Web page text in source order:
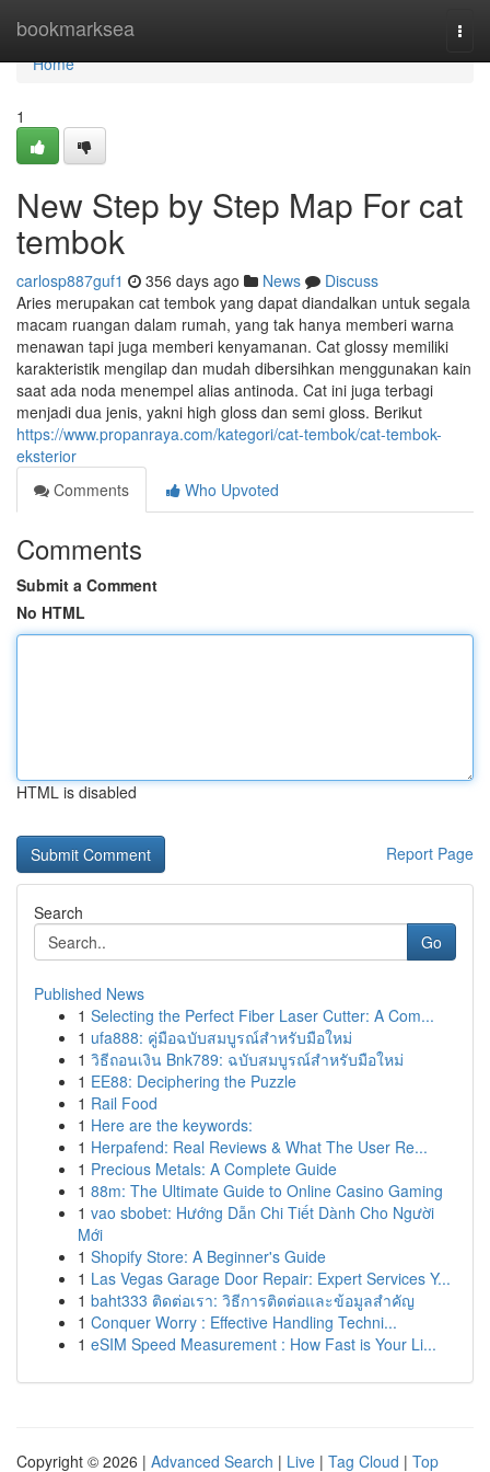
bookmarksea
Home
Home
1
New Step by Step Map For cat
tembok
carlosp887guf1 356 days ago News
Discuss
Aries merupakan cat tembok yang dapat diandalkan untuk segala
macam ruangan dalam rumah, yang tak hanya memberi warna
menawan tapi juga memberi kenyamanan. Cat glossy memiliki
karakteristik mengilap dan mudah dibersihkan menggunakan kain
saat ada noda menempel alias antinoda. Cat ini juga terbagi
menjadi dua jenis, yakni high gloss dan semi gloss. Berikut
https://www.propanraya.com/kategori/cat-tembok/cat-tembok-
eksterior
Comments
Who Upvoted
Comments
Submit a Comment
No HTML
HTML is disabled
Report Page
Search
Go
Published News
1 Selecting the Perfect Fiber Laser Cutter: A Com...
1 ufa888: คู่มือฉบับสมบูรณ์สำหรับมือใหม่
1 วิธีถอนเงิน Bnk789: ฉบับสมบูรณ์สำหรับมือใหม่
1 EE88: Deciphering the Puzzle
1 Rail Food
1 Here are the keywords:
1 Herpafend: Real Reviews & What The User Re...
1 Precious Metals: A Complete Guide
1 88m: The Ultimate Guide to Online Casino Gaming
1 vao sbobet: Hướng Dẫn Chi Tiết Dành Cho Người
Mới
1 Shopify Store: A Beginner's Guide
1 Las Vegas Garage Door Repair: Expert Services Y...
1 baht333 ติดต่อเรา: วิธีการติดต่อและข้อมูลสำคัญ
1 Conquer Worry : Effective Handling Techni...
1 eSIM Speed Measurement : How Fast is Your Li...
Copyright © 2026 | Advanced Search | Live | Tag Cloud | Top